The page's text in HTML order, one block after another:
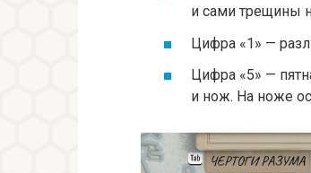
и сами трещины
Цифра «1» —
Цифра «5» —
и нож. На ноже